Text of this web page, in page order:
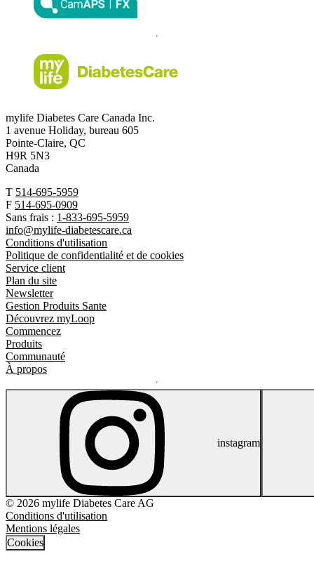
mylife Diabetes Care Canada Inc.
1 avenue Holiday, bureau 605
Pointe-Claire, QC
H9R 5N3
Canada
T 514-695-5959
F 514-695-0909
Sans frais : 1-833-695-5959
info@mylife-diabetescare.ca
Conditions d'utilisation
Politique de confidentialité et de cookies
Service client
Plan du site
Newsletter
Gestion Produits Sante
Découvrez myLoop
Commencez
Produits
Communauté
À propos
instagram
© 2026 mylife Diabetes Care AG
Conditions d'utilisation
Mentions légales
Cookies